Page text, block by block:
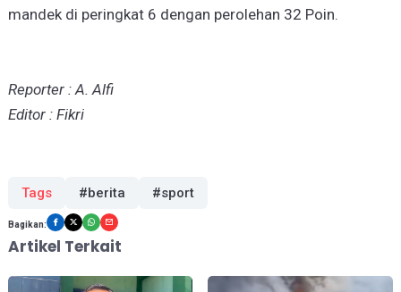
mandek di peringkat 6 dengan perolehan 32 Poin.
Reporter : A. Alfi
Editor : Fikri
Tags #berita #sport
Bagikan:
Artikel Terkait